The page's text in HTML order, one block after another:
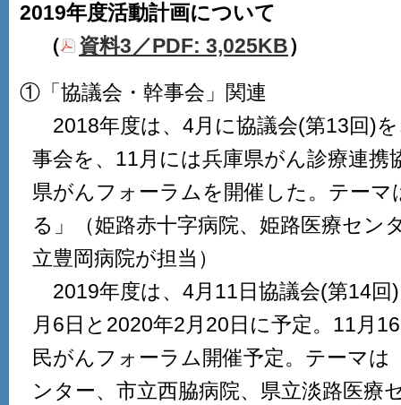
2019年度活動計画について
（
資料3／PDF: 3,025KB）
①「協議会・幹事会」関連
2018年度は、4月に協議会(第13回)
事会を、11月には兵庫県がん診療連携
県がんフォーラムを開催した。テー
る」（姫路赤十字病院、姫路医療セン
立豊岡病院が担当）
2019年度は、4月11日協議会(第14回
月6日と2020年2月20日に予定。11月
民がんフォーラム開催予定。テーマは
ンター、市立西脇病院、県立淡路医療